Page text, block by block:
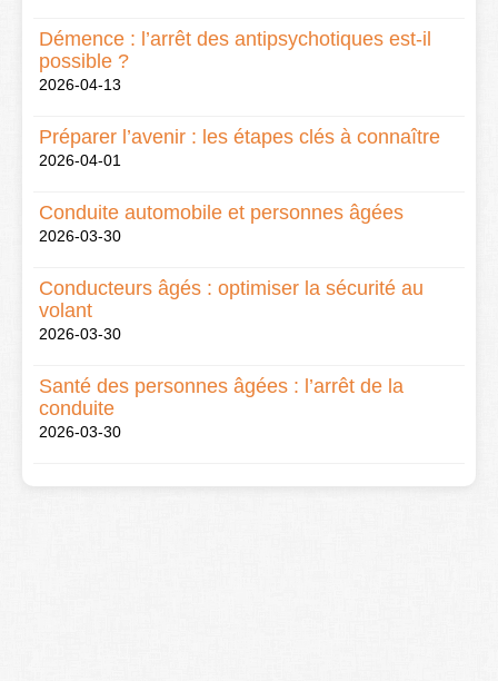
Démence : l’arrêt des antipsychotiques est-il
possible ?
2026-04-13
Préparer l’avenir : les étapes clés à connaître
2026-04-01
Conduite automobile et personnes âgées
2026-03-30
Conducteurs âgés : optimiser la sécurité au
volant
2026-03-30
Santé des personnes âgées : l’arrêt de la
conduite
2026-03-30